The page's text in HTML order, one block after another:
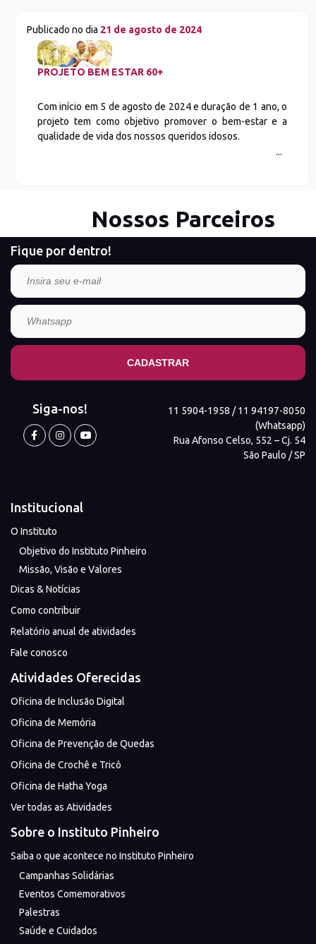
Publicado no dia 21 de agosto de 2024
PROJETO BEM ESTAR 60+
Com início em 5 de agosto de 2024 e duração de 1 ano, o
projeto tem como objetivo promover o bem-estar e a
qualidade de vida dos nossos queridos idosos.
Nossos Parceiros
Fique por dentro!
Siga-nos!
11 5904-1958 / 11 94197-8050
(Whatsapp)
Rua Afonso Celso, 552 – Cj. 54
São Paulo / SP
Institucional
O Instituto
Objetivo do Instituto Pinheiro
Missão, Visão e Valores
Dicas & Notícias
Como contribuir
Relatório anual de atividades
Fale conosco
Atividades Oferecidas
Oficina de Inclusão Digital
Oficina de Memória
Oficina de Prevenção de Quedas
Oficina de Crochê e Tricô
Oficina de Hatha Yoga
Ver todas as Atividades
Sobre o Instituto Pinheiro
Saiba o que acontece no Instituto Pinheiro
Campanhas Solidárias
Eventos Comemorativos
Palestras
Saúde e Cuidados